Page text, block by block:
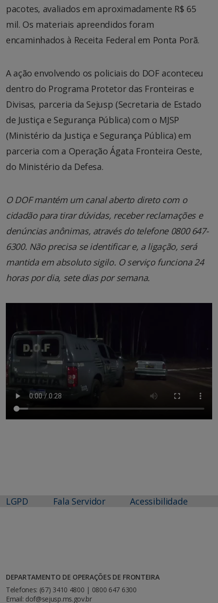
pacotes, avaliados em aproximadamente R$ 65
mil. Os materiais apreendidos foram
encaminhados à Receita Federal em Ponta Porã.
A ação envolvendo os policiais do DOF aconteceu
dentro do Programa Protetor das Fronteiras e
Divisas, parceria da Sejusp (Secretaria de Estado
de Justiça e Segurança Pública) com o MJSP
(Ministério da Justiça e Segurança Pública) em
parceria com a Operação Ágata Fronteira Oeste,
do Ministério da Defesa.
O DOF mantém um canal aberto direto com o
cidadão para tirar dúvidas, receber reclamações e
denúncias anônimas, através do telefone 0800 647-
6300. Não precisa se identificar e, a ligação, será
mantida em absoluto sigilo. O serviço funciona 24
horas por dia, sete dias por semana.
LGPD Fala Servidor Acessibilidade
DEPARTAMENTO DE OPERAÇÕES DE FRONTEIRA
Telefones: (67) 3410 4800 | 0800 647 6300
Email: dof@sejusp.ms.gov.br